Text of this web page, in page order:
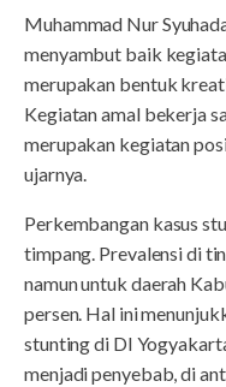
Muhammad Nur
menyambut baik
merupakan bentuk
Kegiatan amal bekerja
merupakan kegiatan
ujarnya.
Perkembangan kasus
timpang. Prevalensi di
namun untuk daerah
persen. Hal ini
stunting di DI
menjadi penyebab, di